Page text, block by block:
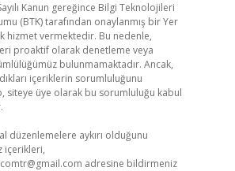
Kanun gereğince Bilgi Teknolojileri
(BTK) tarafından onaylanmış bir Yer
hizmet vermektedir. Bu nedenle,
proaktif olarak denetleme veya
bulunmamaktadır. Ancak,
içeriklerin sorumluluğunu
siteye üye olarak bu sorumluluğu kabul
düzenlemelere aykırı olduğunu
içerikleri,
adresine bildirmeniz